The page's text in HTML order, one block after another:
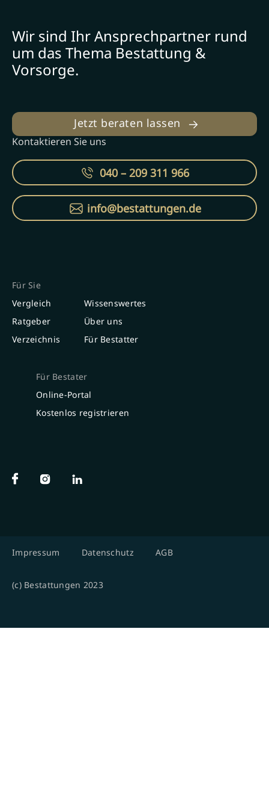
Wir sind Ihr Ansprechpartner rund
um das Thema Bestattung &
Vorsorge.
Jetzt beraten lassen
Kontaktieren Sie uns
040 – 209 311 966
info@bestattungen.de
Für Sie
Vergleich
Ratgeber
Verzeichnis
Wissenswertes
Über uns
Für Bestatter
Für Bestater
Online-Portal
Kostenlos registrieren
Impressum Datenschutz AGB
(c) Bestattungen 2023